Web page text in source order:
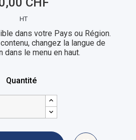
HT
dans votre Pays ou Région.
changez la langue de
dans le menu en haut.
Quantité